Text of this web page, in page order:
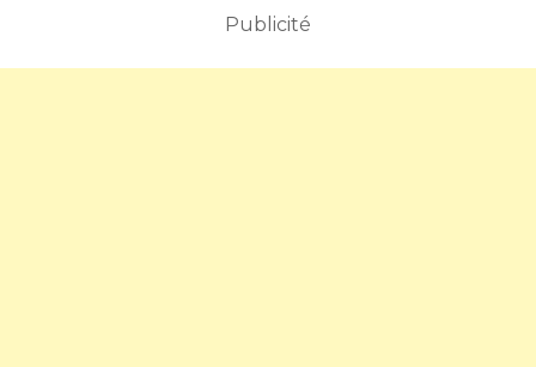
Publicité